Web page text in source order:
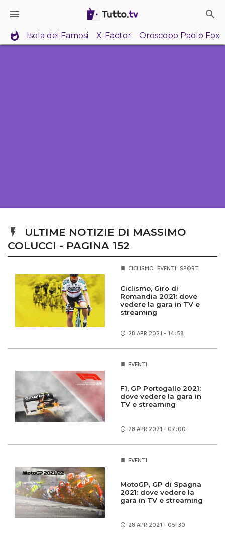
Isola dei Famosi X-Factor Oroscopo Paolo Fox
ULTIME NOTIZIE DI MASSIMO
COLUCCI - PAGINA 152
CICLISMO EVENTI SPORT
Ciclismo, Giro di
Romandia 2021: dove
vedere la gara in TV e
streaming
28 APR 2021 - 14:58
EVENTI
F1, GP Portogallo 2021:
dove vedere la gara in
TV e streaming
28 APR 2021 - 07:00
EVENTI
MotoGP, GP di Spagna
2021: dove vedere la
gara in TV e streaming
28 APR 2021 - 05:30